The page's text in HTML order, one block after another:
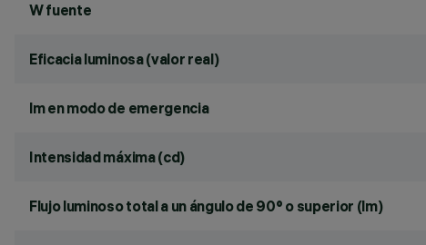
W fuente
Eficacia luminosa (valor real)
lm en modo de emergencia
Intensidad máxima (cd)
Flujo luminoso total a un ángulo de 90° o superior (lm)